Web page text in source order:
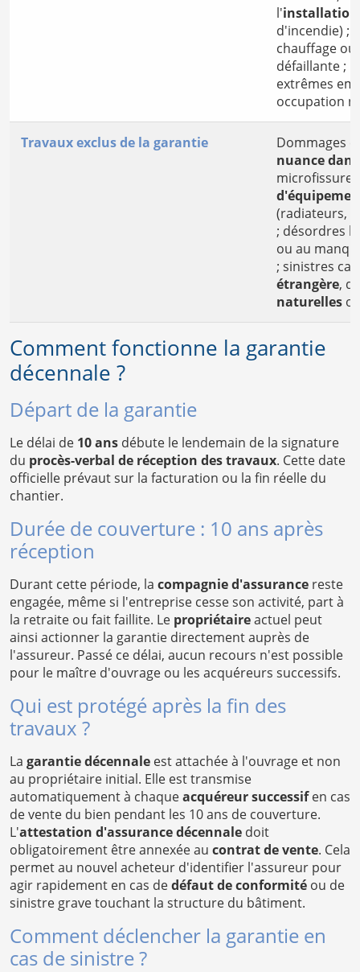
l'
d'incendie) ;
chauffage
défaillante ;
extrêmes
occupation
Travaux exclus de la garantie
Dommages
nuance
(radiateurs,
; désordres
ou au
; sinistres
étrangère,
naturelles
Comment fonctionne la garantie
décennale ?
Départ de la garantie
Le délai de 10 ans débute le lendemain de la signature
du procès-verbal de réception des travaux. Cette date
officielle prévaut sur la facturation ou la fin réelle du
chantier.
Durée de couverture : 10 ans après
réception
Durant cette période, la compagnie d'assurance reste
engagée, même si l'entreprise cesse son activité, part à
la retraite ou fait faillite. Le propriétaireactuel peut
ainsi actionner la garantie directement auprès de
l'assureur. Passé ce délai, aucun recours n'est possible
pour le maître d'ouvrage ou les acquéreurs successifs.
Qui est protégé après la fin des
travaux ?
La garantie décennale est attachée à l'ouvrage et non
au propriétaire initial. Elle est transmise
automatiquement à chaqueacquéreur successifen cas
de vente du bien pendant les 10 ans de couverture.
L'attestation d'assurance décennale doit
obligatoirement être annexée au contrat de vente. Cela
permet au nouvel acheteur d'identifier l'assureur pour
agir rapidement en cas dedéfaut de conformité ou de
sinistre grave touchant la structure du bâtiment.
Comment déclencher la garantie en
cas de sinistre ?